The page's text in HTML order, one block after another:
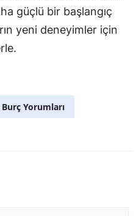
Muş
Nevşehir
Rize
güçlü bir başlangıç
yeni deneyimler için
Yorumları